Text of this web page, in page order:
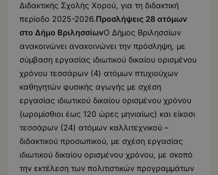
Διδακτικής Σχολής Χορού, για τη διδακτική
περίοδο 2025-2026.Προσλήψεις 28 ατόμων
στο Δήμο ΒριλησσίωνO Δήμος Βριλησσίων
ανακοινώνει ανακοινώνει την πρόσληψη, με
σύμβαση εργασίας ιδιωτικού δικαίου ορισμένου
χρόνου τεσσάρων (4) ατόμων πτυχιούχων
καθηγητών φυσικής αγωγής με σχέση
εργασίας ιδιωτικού δικαίου ορισμένου χρόνου
(ωρομίσθιοι έως 120 ώρες μηνιαίως) και είκοσι
τεσσάρων (24) ατόμων καλλιτεχνικού –
διδακτικού προσωπικού, με σχέση εργασίας
ιδιωτικού δικαίου ορισμένου χρόνου, με σκοπό
την εκτέλεση των πολιτιστικών προγραμμάτων